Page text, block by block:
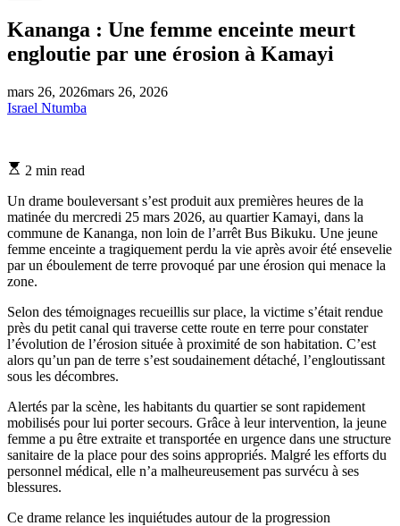
Kananga : Une femme enceinte meurt
engloutie par une érosion à Kamayi
mars 26, 2026mars 26, 2026
Israel Ntumba
Estimated
time
2 min read
Un drame bouleversant s’est produit aux premières heures de la
matinée du mercredi 25 mars 2026, au quartier Kamayi, dans la
commune de Kananga, non loin de l’arrêt Bus Bikuku. Une jeune
femme enceinte a tragiquement perdu la vie après avoir été ensevelie
par un éboulement de terre provoqué par une érosion qui menace la
zone.
Selon des témoignages recueillis sur place, la victime s’était rendue
près du petit canal qui traverse cette route en terre pour constater
l’évolution de l’érosion située à proximité de son habitation. C’est
alors qu’un pan de terre s’est soudainement détaché, l’engloutissant
sous les décombres.
Alertés par la scène, les habitants du quartier se sont rapidement
mobilisés pour lui porter secours. Grâce à leur intervention, la jeune
femme a pu être extraite et transportée en urgence dans une structure
sanitaire de la place pour des soins appropriés. Malgré les efforts du
personnel médical, elle n’a malheureusement pas survécu à ses
blessures.
Ce drame relance les inquiétudes autour de la progression